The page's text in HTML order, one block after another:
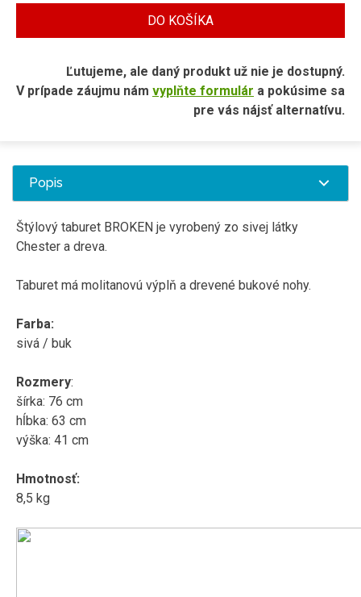
DO KOŠÍKA
Ľutujeme, ale daný produkt už nie je dostupný.
V prípade záujmu nám vyplňte formulár a pokúsime sa
pre vás nájsť alternatívu.
Popis
Štýlový taburet BROKEN je vyrobený zo sivej látky
Chester a dreva.
Taburet má molitanovú výplň a drevené bukové nohy.
Farba:
sivá / buk
Rozmery:
šírka: 76 cm
hĺbka: 63 cm
výška: 41 cm
Hmotnosť:
8,5 kg